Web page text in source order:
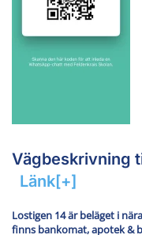
Vägbeskrivning
Länk[+]
Lostigen 14 är beläget i
finns bankomat, apotek &